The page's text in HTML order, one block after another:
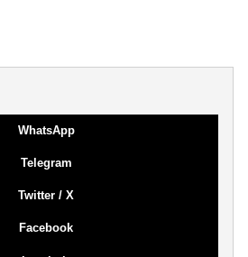
WhatsApp
Telegram
Twitter / X
Facebook